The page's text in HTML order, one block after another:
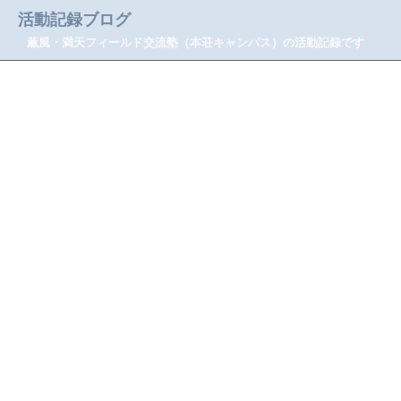
活動記録ブログ
薫風・満天フィールド交流塾（本荘キャンパス）の活動記録です